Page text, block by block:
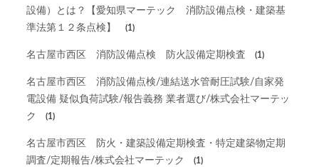
設備）とは？【愛知県マーテック 消防設備点検・建築基
準法第１２条点検】
(1)
名古屋市西区 消防設備点検 防火設備定期検査 (1)
名古屋市西区 消防設備点検/連結送水管耐圧試験/自家発
電設備 疑似負荷試験/報告義務 業者選び/株式会社マーテッ
ク
(1)
名古屋市西区 防火・建築設備定期検査・特定建築物定期
調査/定期報告/株式会社マーテック
(1)